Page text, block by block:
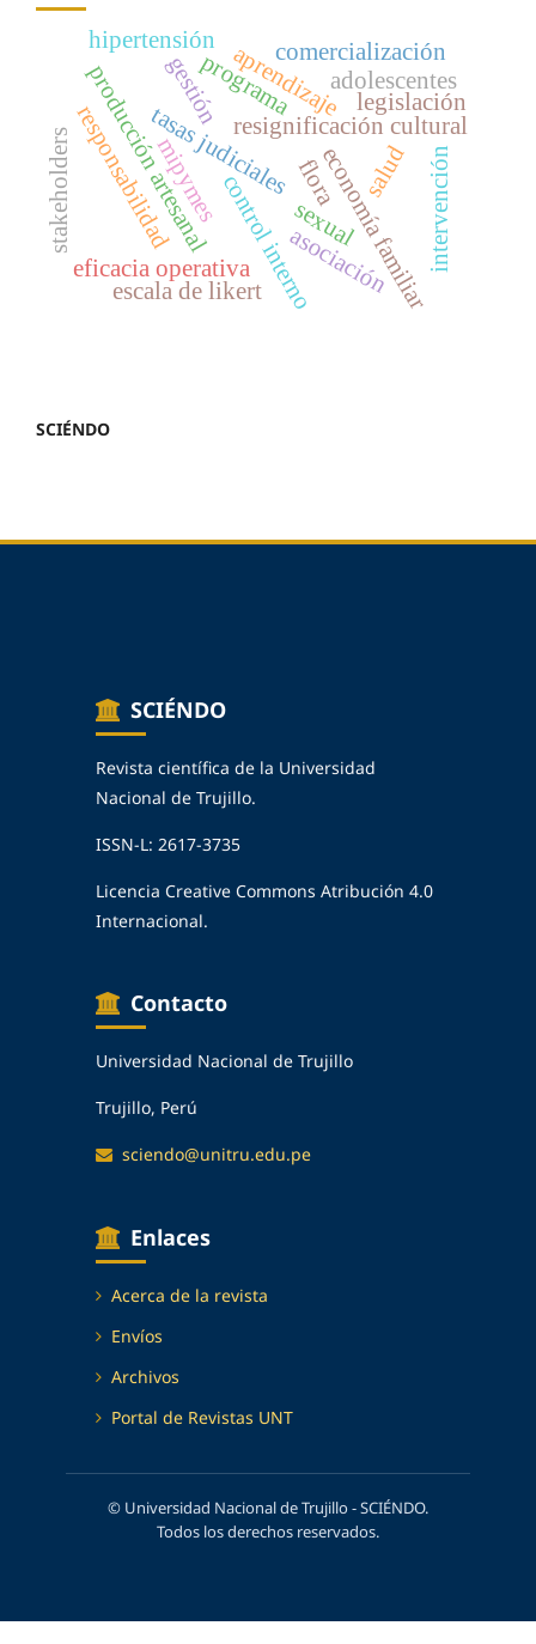
control interno
tasas judiciales
eficacia operativa
resignificación cultural
producción artesanal economía familiar
programa
intervención
aprendizaje
salud
sexual
adolescentes
flora
responsabilidad legislación
escala de likert
mipymes
stakeholders
gestión comercialización
asociación
hipertensión
SCIÉNDO
SCIÉNDO
Revista científica de la Universidad
Nacional de Trujillo.
ISSN-L: 2617-3735
Licencia Creative Commons Atribución 4.0
Internacional.
Contacto
Universidad Nacional de Trujillo
Trujillo, Perú
sciendo@unitru.edu.pe
Enlaces
Acerca de la revista
Envíos
Archivos
Portal de Revistas UNT
© Universidad Nacional de Trujillo - SCIÉNDO.
Todos los derechos reservados.